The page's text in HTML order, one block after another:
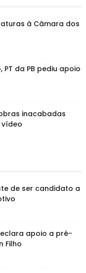
à Câmara dos
da PB pediu apoio
inacabadas
vídeo
de ser candidato a
apoio a pré-
Filho